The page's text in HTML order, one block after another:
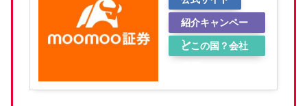
紹介キャンペー
ン
どこの国？会社